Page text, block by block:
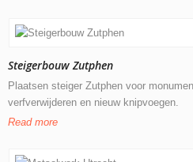
Steigerbouw Zutphen
Plaatsen steiger Zutphen voor
verfverwijderen en nieuw knipvoegen.
Read more